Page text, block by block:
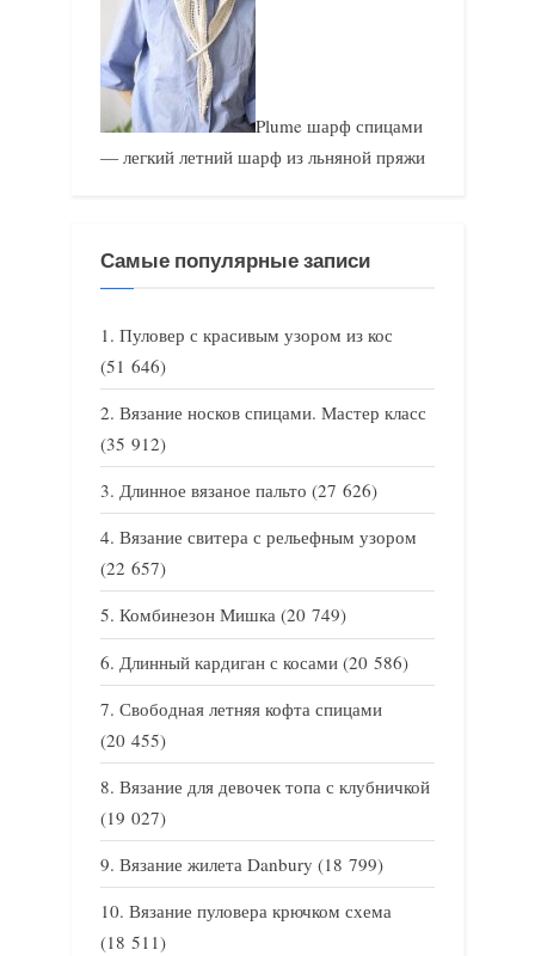
Plume шарф спицами
— легкий летний шарф из льняной пряжи
Самые популярные записи
Пуловер с красивым узором из кос
(51 646)
Вязание носков спицами. Мастер класс
(35 912)
Длинное вязаное пальто (27 626)
Вязание свитера с рельефным узором
(22 657)
Комбинезон Мишка (20 749)
Длинный кардиган с косами (20 586)
Свободная летняя кофта спицами
(20 455)
Вязание для девочек топа с клубничкой
(19 027)
Вязание жилета Danbury (18 799)
Вязание пуловера крючком схема
(18 511)